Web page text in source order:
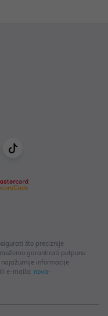
što preciznije
garantirati potpunu
informacije
ili e-maila: nova-